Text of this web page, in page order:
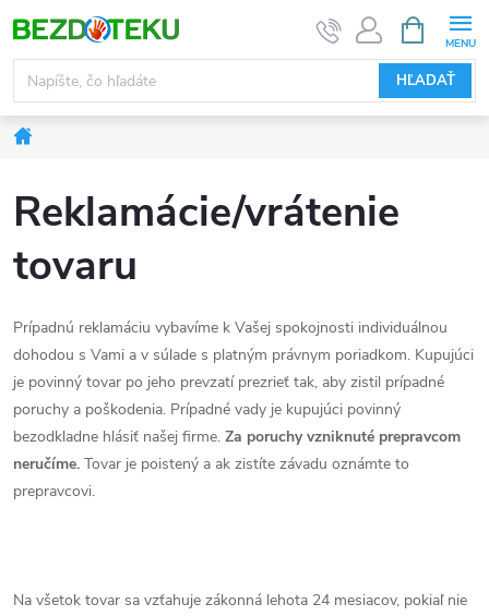
na
obsah
HĽADAŤ
KOŠÍK
Reklamácie/vrátenie
tovaru
Prípadnú reklamáciu vybavíme k Vašej spokojnosti individuálnou
dohodou s Vami a v súlade s platným právnym poriadkom. Kupujúci
je povinný tovar po jeho prevzatí prezrieť tak, aby zistil prípadné
poruchy a poškodenia. Prípadné vady je kupujúci povinný
bezodkladne hlásiť našej firme. Za poruchy vzniknuté prepravcom
neručíme. Tovar je poistený a ak zistíte závadu oznámte to
prepravcovi.
Na všetok tovar sa vzťahuje zákonná lehota 24 mesiacov, pokiaľ nie